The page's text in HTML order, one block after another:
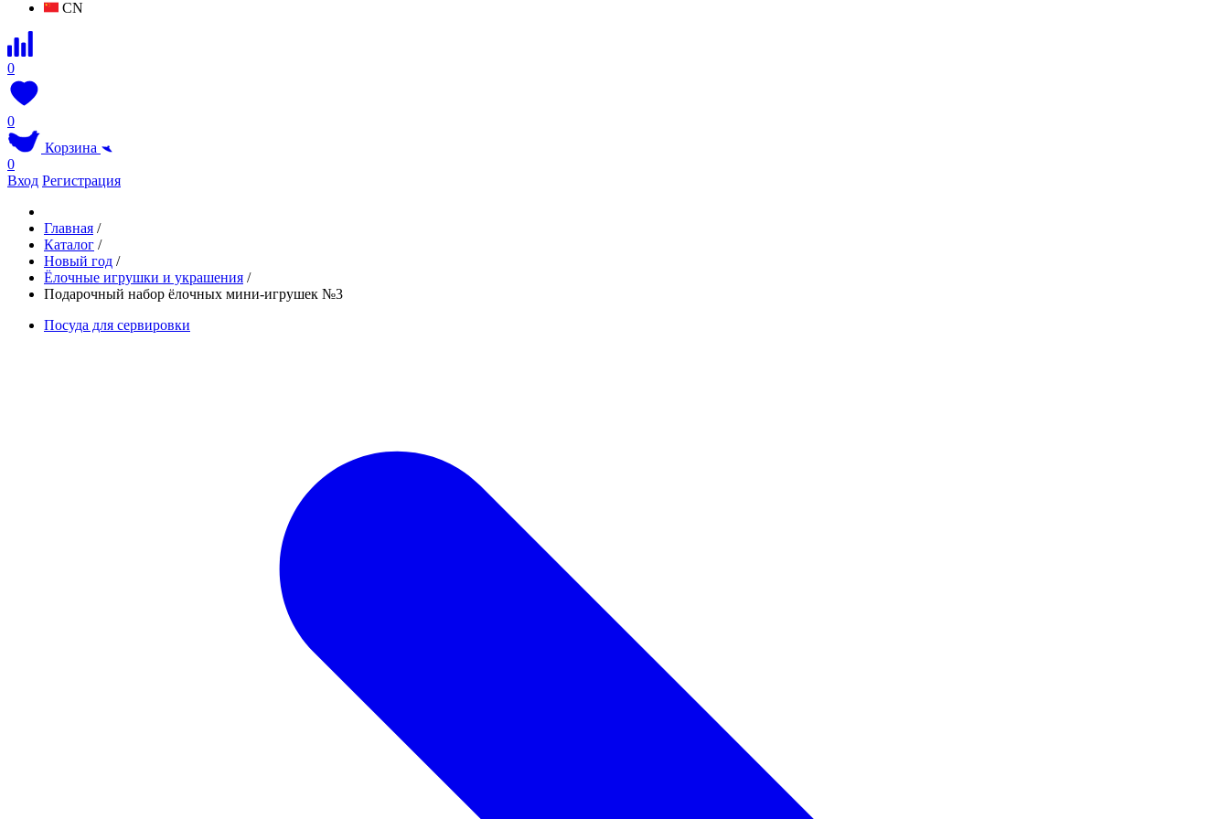
CN
0
0
Корзина
0
Вход Регистрация
Главная /
Каталог /
Новый год /
Ёлочные игрушки и украшения /
Подарочный набор ёлочных мини-игрушек №3
Посуда для сервировки